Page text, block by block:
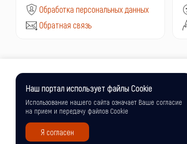
Обработка персональных данных
Обратная связь
Наш портал использует файлы Cookie
Использование нашего сайта означает Ваше согласие
на прием и передачу файлов Cookie
Я согласен